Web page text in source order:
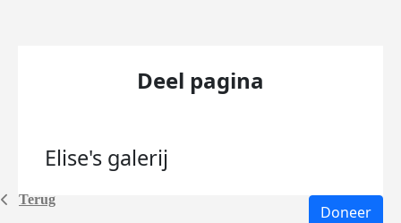
Terug
Deel pagina
Elise's galerij
Doneer